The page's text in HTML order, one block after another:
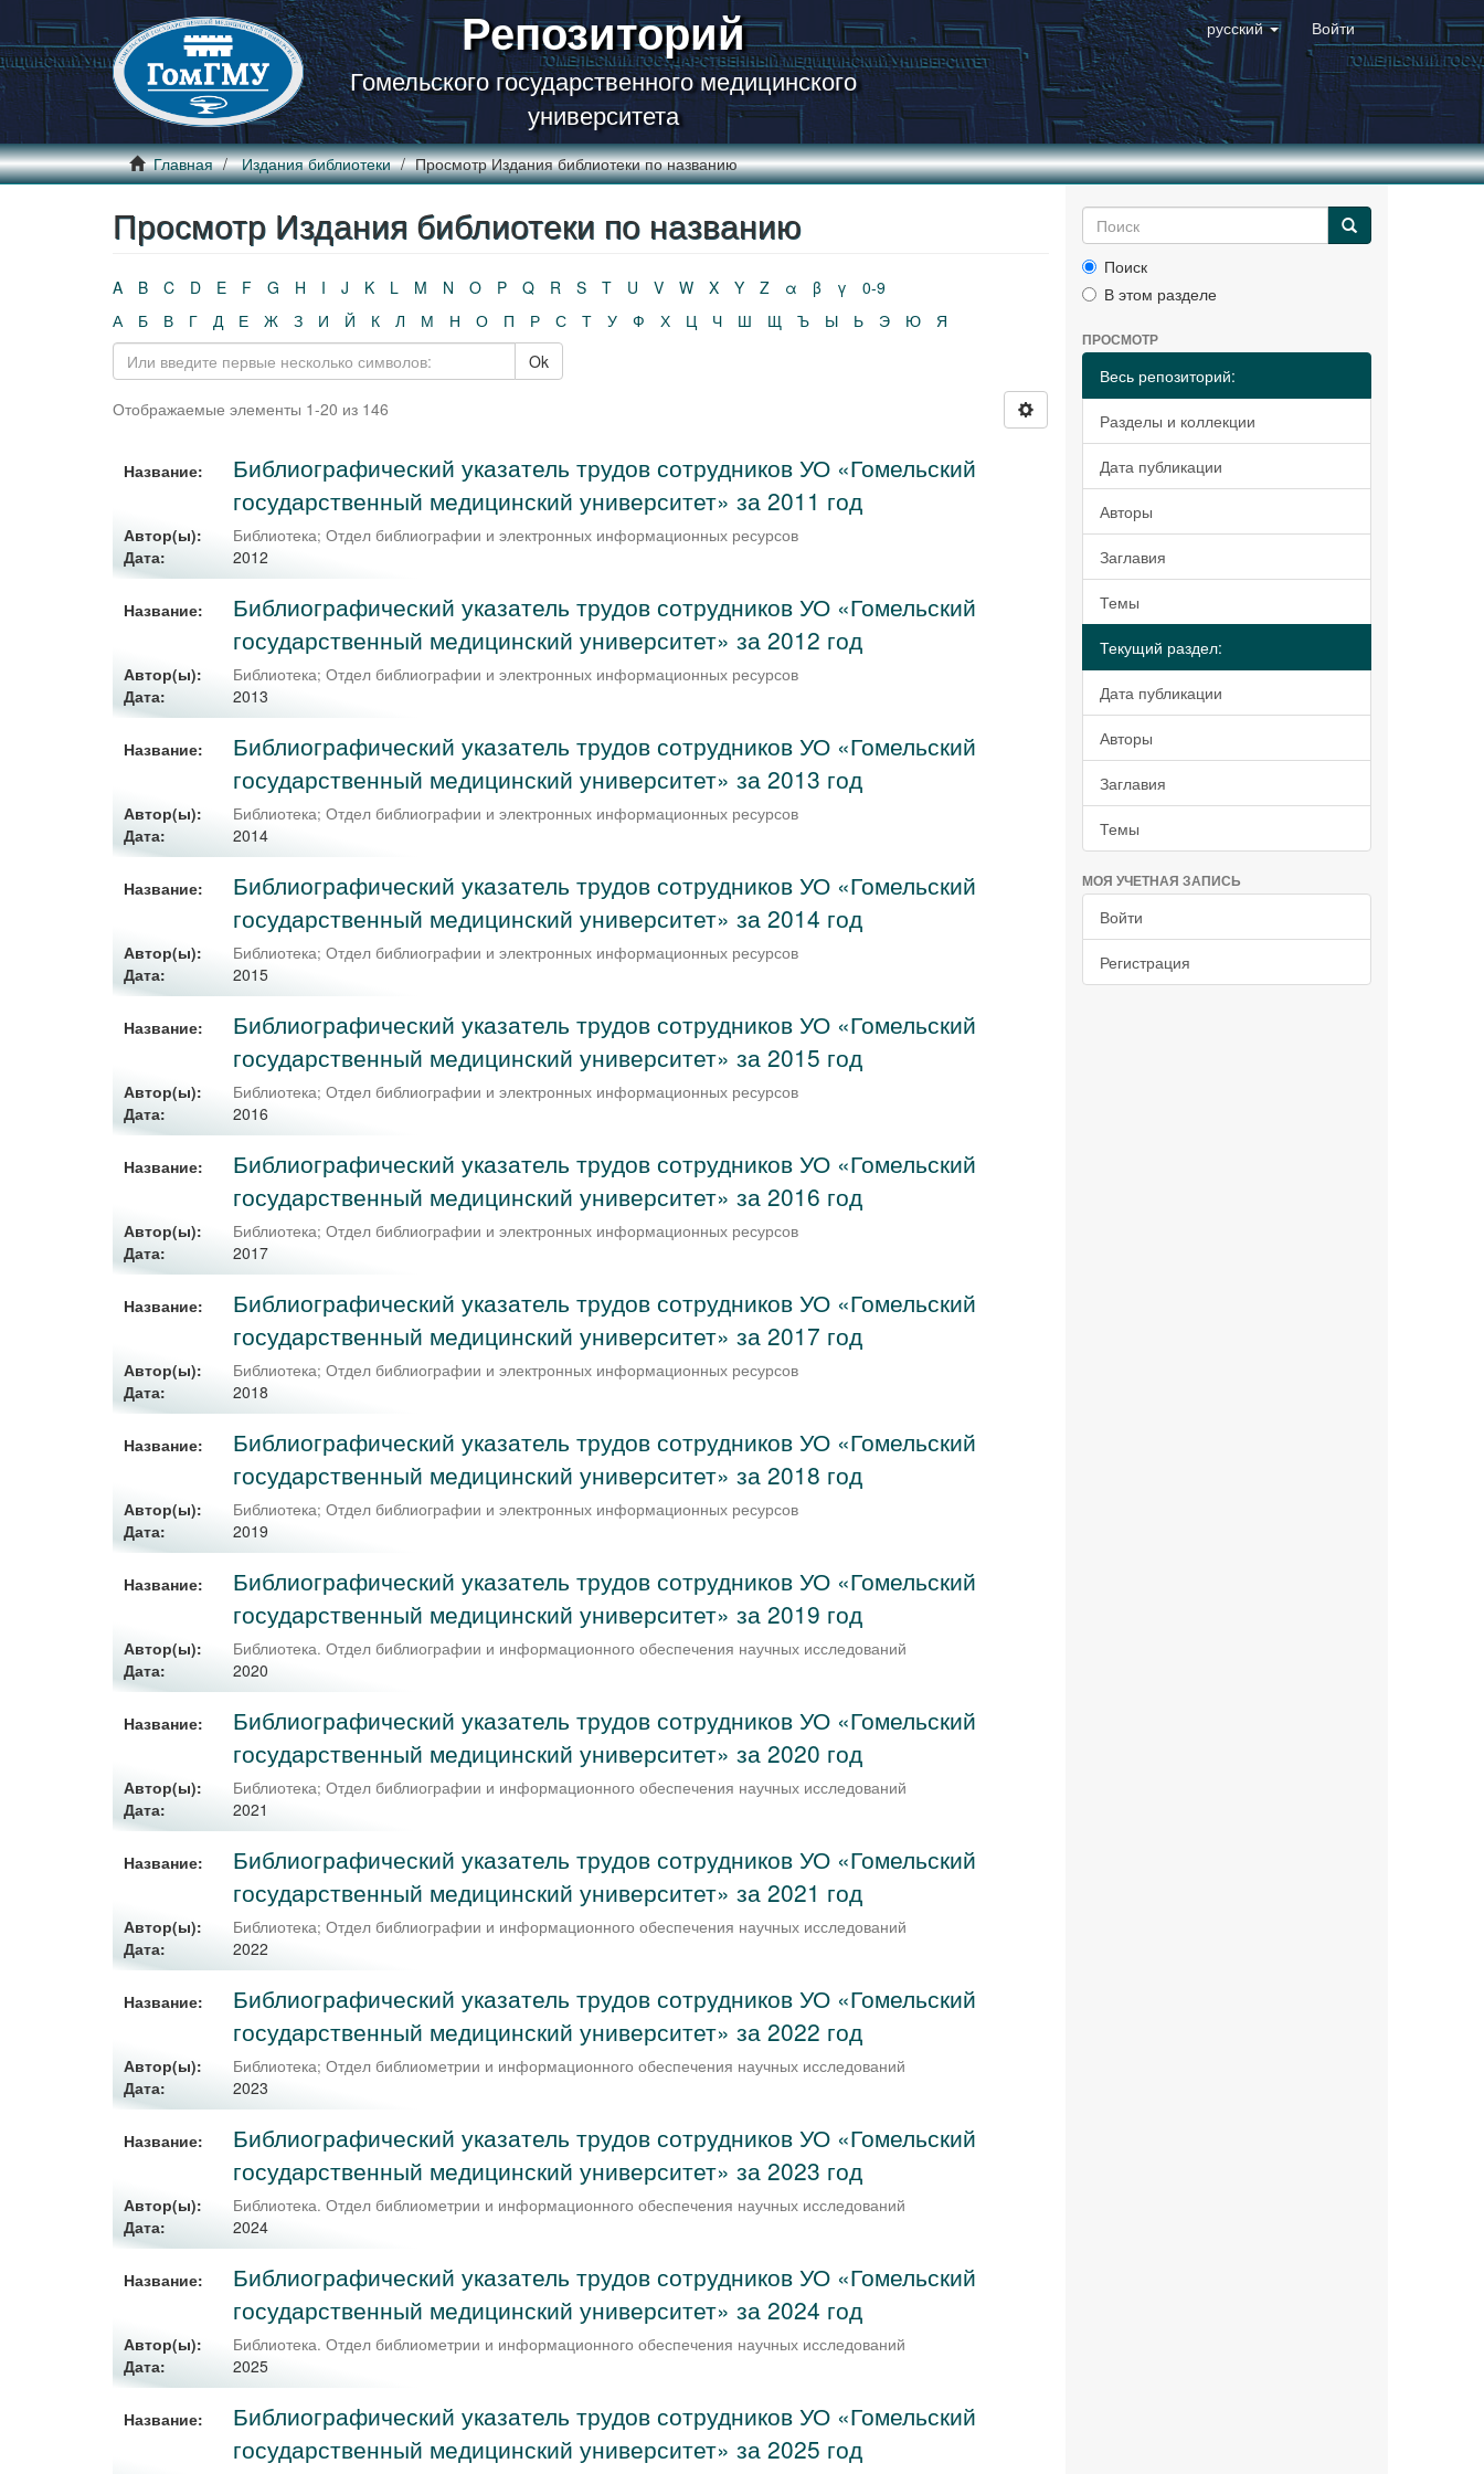
Репозиторий
Гомельского государственного медицинского
университета
русский Войти
Главная Издания библиотеки Просмотр Издания библиотеки по названию
Просмотр Издания библиотеки по названию
A B C D E F G H I J K L M N O P Q R S T U V W X Y Z α β γ
0-9
А
Б В Г Д Е Ж З И Й К Л М Н О П Р С Т У Ф Х Ц Ч Ш Щ Ъ Ы Ь Э Ю
Я
Ok
Отображаемые элементы 1-20 из 146
Название:
Библиографический указатель трудов сотрудников УО «Гомельский
государственный медицинский университет» за 2011 год
Автор(ы): Библиотека;Отдел библиографии и электронных информационных ресурсов
Дата:
2012
Название:
Библиографический указатель трудов сотрудников УО «Гомельский
государственный медицинский университет» за 2012 год
Автор(ы): Библиотека;Отдел библиографии и электронных информационных ресурсов
Дата:
2013
Название:
Библиографический указатель трудов сотрудников УО «Гомельский
государственный медицинский университет» за 2013 год
Автор(ы): Библиотека;Отдел библиографии и электронных информационных ресурсов
Дата:
2014
Название:
Библиографический указатель трудов сотрудников УО «Гомельский
государственный медицинский университет» за 2014 год
Автор(ы): Библиотека;Отдел библиографии и электронных информационных ресурсов
Дата:
2015
Название:
Библиографический указатель трудов сотрудников УО «Гомельский
государственный медицинский университет» за 2015 год
Автор(ы): Библиотека;Отдел библиографии и электронных информационных ресурсов
Дата:
2016
Название:
Библиографический указатель трудов сотрудников УО «Гомельский
государственный медицинский университет» за 2016 год
Автор(ы): Библиотека;Отдел библиографии и электронных информационных ресурсов
Дата:
2017
Название:
Библиографический указатель трудов сотрудников УО «Гомельский
государственный медицинский университет» за 2017 год
Автор(ы): Библиотека;Отдел библиографии и электронных информационных ресурсов
Дата:
2018
Название:
Библиографический указатель трудов сотрудников УО «Гомельский
государственный медицинский университет» за 2018 год
Автор(ы): Библиотека;Отдел библиографии и электронных информационных ресурсов
Дата:
2019
Название:
Библиографический указатель трудов сотрудников УО «Гомельский
государственный медицинский университет» за 2019 год
Автор(ы):
Библиотека. Отдел библиографии и информационного обеспечения научных исследований
Дата:
2020
Название:
Библиографический указатель трудов сотрудников УО «Гомельский
государственный медицинский университет» за 2020 год
Автор(ы):
Библиотека; Отдел библиографии и информационного обеспечения научных исследований
Дата:
2021
Название:
Библиографический указатель трудов сотрудников УО «Гомельский
государственный медицинский университет» за 2021 год
Автор(ы):
Библиотека; Отдел библиографии и информационного обеспечения научных исследований
Дата:
2022
Название:
Библиографический указатель трудов сотрудников УО «Гомельский
государственный медицинский университет» за 2022 год
Автор(ы): Библиотека;Отдел библиометрии и информационного обеспечения научных исследований
Дата:
2023
Название:
Библиографический указатель трудов сотрудников УО «Гомельский
государственный медицинский университет» за 2023 год
Автор(ы):
Библиотека. Отдел библиометрии и информационного обеспечения научных исследований
Дата:
2024
Название:
Библиографический указатель трудов сотрудников УО «Гомельский
государственный медицинский университет» за 2024 год
Автор(ы):
Библиотека. Отдел библиометрии и информационного обеспечения научных исследований
Дата:
2025
Название:
Библиографический указатель трудов сотрудников УО «Гомельский
государственный медицинский университет» за 2025 год
Поиск
В этом разделе
ПРОСМОТР
Весь репозиторий:
Разделы и коллекции
Дата публикации
Авторы
Заглавия
Темы
Текущий раздел:
Дата публикации
Авторы
Заглавия
Темы
МОЯ УЧЕТНАЯ ЗАПИСЬ
Войти
Регистрация